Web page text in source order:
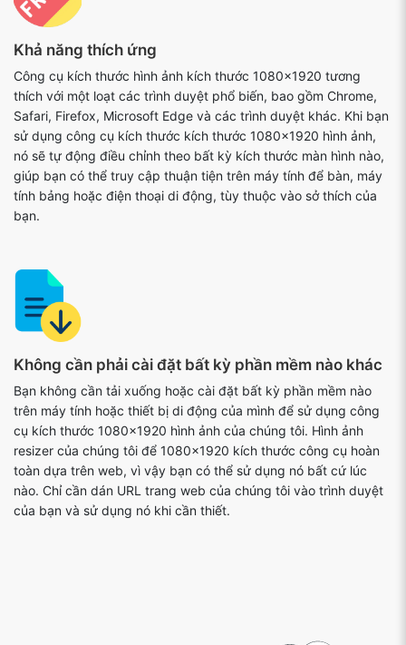
Khả năng thích ứng
Công cụ kích thước hình ảnh kích thước 1080x1920 tương
thích với một loạt các trình duyệt phổ biến, bao gồm Chrome,
Safari, Firefox, Microsoft Edge và các trình duyệt khác. Khi bạn
sử dụng công cụ kích thước kích thước 1080x1920 hình ảnh,
nó sẽ tự động điều chỉnh theo bất kỳ kích thước màn hình nào,
giúp bạn có thể truy cập thuận tiện trên máy tính để bàn, máy
tính bảng hoặc điện thoại di động, tùy thuộc vào sở thích của
bạn.
Không cần phải cài đặt bất kỳ phần mềm nào khác
Bạn không cần tải xuống hoặc cài đặt bất kỳ phần mềm nào
trên máy tính hoặc thiết bị di động của mình để sử dụng công
cụ kích thước 1080x1920 hình ảnh của chúng tôi. Hình ảnh
resizer của chúng tôi để 1080x1920 kích thước công cụ hoàn
toàn dựa trên web, vì vậy bạn có thể sử dụng nó bất cứ lúc
nào. Chỉ cần dán URL trang web của chúng tôi vào trình duyệt
của bạn và sử dụng nó khi cần thiết.